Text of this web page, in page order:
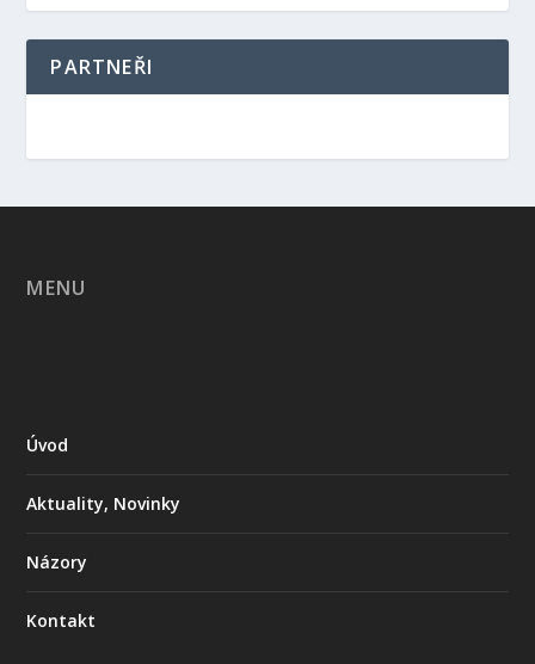
PARTNEŘI
MENU
Úvod
Aktuality, Novinky
Názory
Kontakt